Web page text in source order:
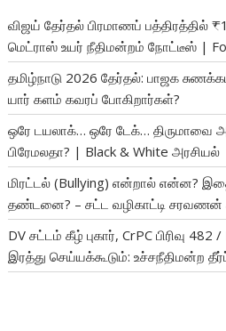
விஜய் தேர்தல் பிரமாணப் பத்திரத்தில்
மெட்ராஸ் உயர் நீதிமன்றம் நோட்டீஸ் |
தமிழ்நாடு 2026 தேர்தல்: பாஜக
யார் களம் கவரப் போகிறார்கள்?
ஒரே டயலாக்… ஒரே டேக்… திருமாவை
பிரேமலதா? | Black & White அரசியல்
மிரட்டல் (Bullying) என்றால் என்ன?
தண்டனை? – சட்ட வழிகாட்டி
DV சட்டம் கீழ் புகார், CrPC பிரிவு
இரத்து செய்யக்கூடும்: உச்சநீதிமன்ற